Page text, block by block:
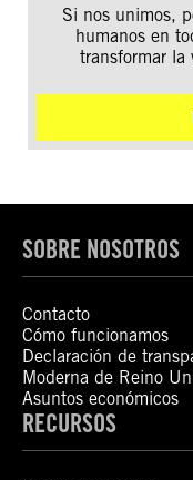
Si nos unimos,
humanos en
transformar la
SOBRE NOSOTROS
Contacto
Cómo funcionamos
Declaración de
Moderna de Reino
Asuntos económicos
RECURSOS